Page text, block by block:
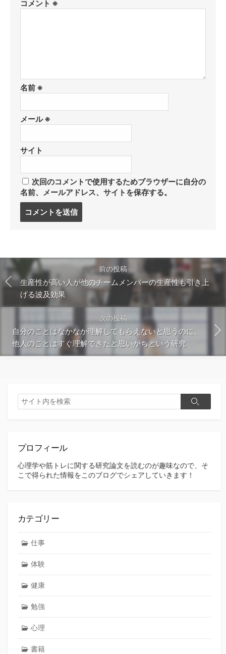
コメント ※
名前 ※
メール※
サイト
次回のコメントで使用するためブラウザーに自分の
名前、メールアドレス、サイトを保存する。
る
前の投稿
生産性が高い人が他のチームメンバーの生産性も引き上
げる波及効果
次の投稿
自分のことはなかなか理解してもらえないと思うのに、
他人のことはすぐ理解できたと思いがちという研究
検
索
検
プロフィール
心理学や筋トレに関する研究論文を読むのが趣味なので、そ
こで得られた情報をこのブログでシェアしていきます！
カテゴリー
仕事
体験
健康
勉強
心理
書籍